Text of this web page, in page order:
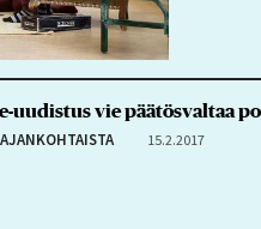
uudistus vie päätösvaltaa
AJANKOHTAISTA 15.2.2017